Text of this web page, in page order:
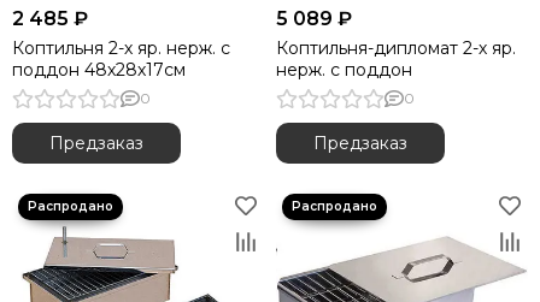
2 485 ₽
Коптильня 2-х яр. нерж. с
поддон 48х28х17см
0
Предзаказ
5 089 ₽
Коптильня-дипломат 2-х яр.
нерж. с поддон
0
Предзаказ